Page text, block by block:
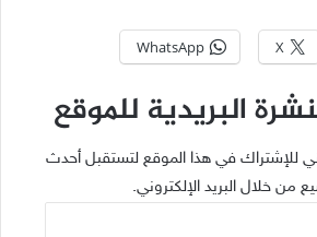
X
WhatsApp
البريدية للموقع
للإشتراك في هذا الموقع لتستقبل أحدث
من خلال البريد الإلكتروني.